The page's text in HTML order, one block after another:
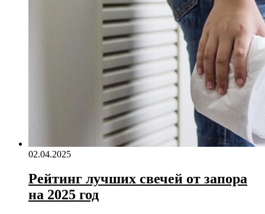
02.04.2025
Рейтинг лучших свечей от запора
на 2025 год